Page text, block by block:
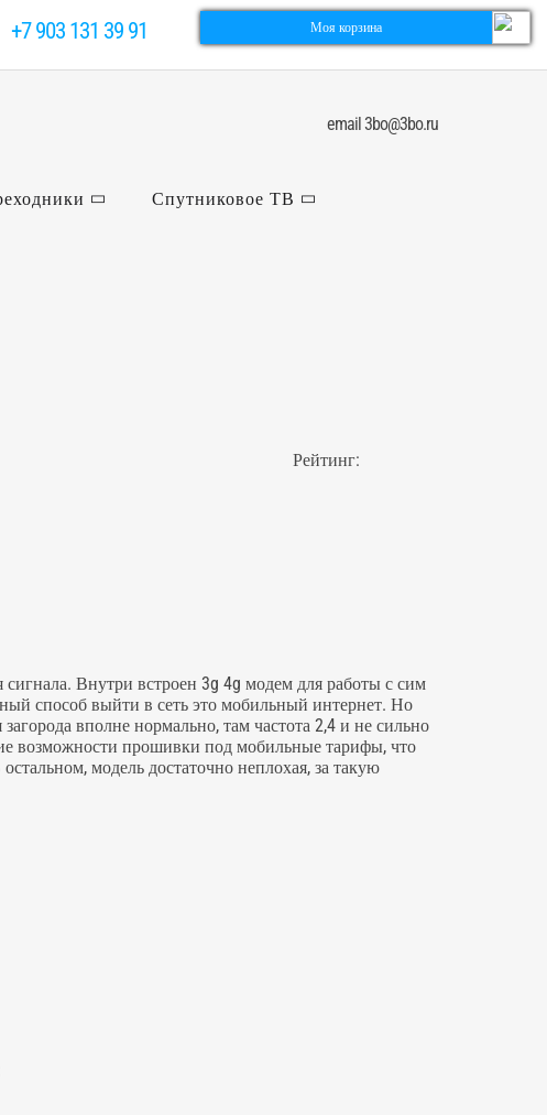
+7 903 131 39 91 Моя корзина
email 3bo@3bo.ru
Спутниковое ТВ
Рейтинг:
Внутри встроен 3g 4g модем для работы с сим
способ выйти в сеть это мобильный интернет. Но
вполне нормально, там частота 2,4 и не сильно
возможности прошивки под мобильные тарифы, что
модель достаточно неплохая, за такую